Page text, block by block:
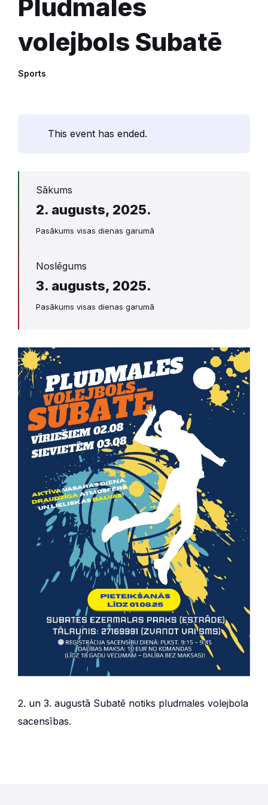
Pludmales
volejbols Subatē
Sports
This event has ended.
Sākums
2. augusts, 2025.
Pasākums visas dienas garumā
Noslēgums
3. augusts, 2025.
Pasākums visas dienas garumā
2. un 3. augustā Subatē notiks pludmales volejbola
sacensības.